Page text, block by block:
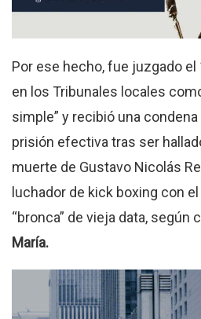
Por ese hecho, fue juzgado
en los Tribunales locales
simple” y recibió una
prisión efectiva tras ser
muerte de Gustavo Nicolás
luchador de kick boxing con
“bronca” de vieja data, según
María.